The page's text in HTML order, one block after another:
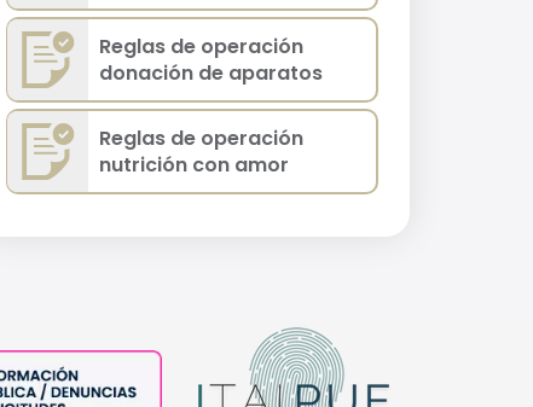
Reglas de operación
donación de aparatos
Reglas de operación
nutrición con amor